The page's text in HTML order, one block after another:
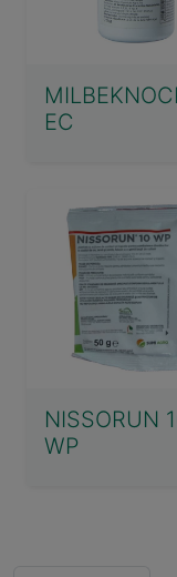
EC
NISSORUN
WP